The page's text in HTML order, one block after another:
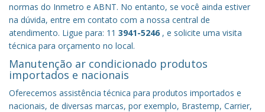
normas do Inmetro e ABNT. No entanto, se você ainda estiver
na dúvida, entre em contato com a nossa central de
atendimento. Ligue para: 11 3941-5246 , e solicite uma visita
técnica para orçamento no local.
Manutenção ar condicionado produtos
importados e nacionais
Oferecemos assistência técnica para produtos importados e
nacionais, de diversas marcas, por exemplo, Brastemp, Carrier,